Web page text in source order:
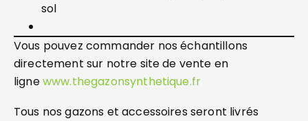
sol
Vous pouvez commander nos échantillons
directement sur notre site de vente en
lignewww.thegazonsynthetique.fr
Tous nos gazons et accessoires seront livrés